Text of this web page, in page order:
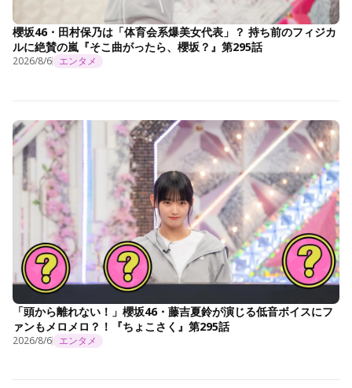
櫻坂46・田村保乃は「体育会系爆美女代表」？ 持ち前のフィジカ
ルに絶賛の嵐『そこ曲がったら、櫻坂？』第295話
2026/8/6 エンタメ
「頭から離れない！」櫻坂46・藤吉夏鈴が演じる低音ボイスにフ
ァンもメロメロ？！『ちょこさく』第295話
2026/8/6 エンタメ